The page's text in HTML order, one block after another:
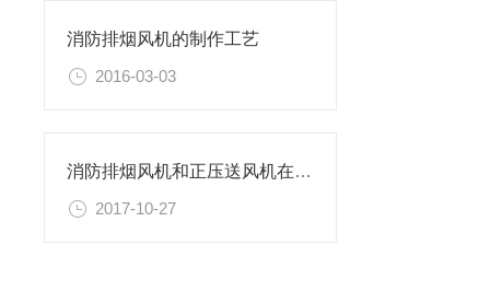
消防排烟风机的制作工艺
2016-03-03
消防排烟风机和正压送风机在安装位置及作用上的区别
2017-10-27